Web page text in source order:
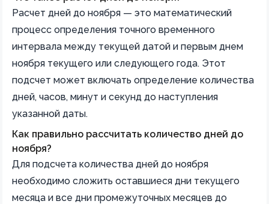
Расчет дней до ноября — это математический
процесс определения точного временного
интервала между текущей датой и первым днем
ноября текущего или следующего года. Этот
подсчет может включать определение количества
дней, часов, минут и секунд до наступления
указанной даты.
Как правильно рассчитать количество дней до
ноября?
Для подсчета количества дней до ноября
необходимо сложить оставшиеся дни текущего
месяца и все дни промежуточных месяцев до